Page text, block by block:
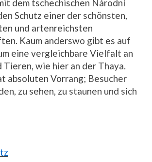
dem tschechischen Národní
Schutz einer der schönsten,
und artenreichsten
Kaum anderswo gibt es auf
eine vergleichbare Vielfalt an
Tieren, wie hier an der Thaya.
absoluten Vorrang; Besucher
zu sehen, zu staunen und sich